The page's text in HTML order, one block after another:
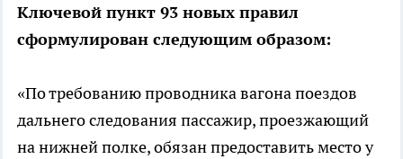
Ключевой пункт 93 новых правил
сформулирован следующим образом:
«По требованию проводника вагона поездов
дальнего следования пассажир, проезжающий
на нижней полке, обязан предоставить место у